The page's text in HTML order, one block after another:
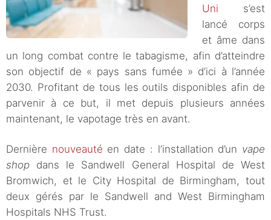
Uni s’est
lancé corps
et âme dans
un long combat contre le tabagisme, afin d’atteindre
son objectif de « pays sans fumée » d’ici à l’année
2030. Profitant de tous les outils disponibles afin de
parvenir à ce but, il met depuis plusieurs années
maintenant, le vapotage très en avant.
Dernière nouveauté en date : l’installation d’un vape
shop dans le Sandwell General Hospital de West
Bromwich, et le City Hospital de Birmingham, tout
deux gérés par le Sandwell and West Birmingham
Hospitals NHS Trust.